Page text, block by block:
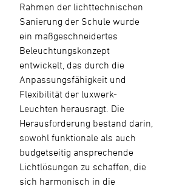
Rahmen der lichttechnischen
Sanierung der Schule wurde
ein maßgeschneidertes
Beleuchtungskonzept
entwickelt, das durch die
Anpassungsfähigkeit und
Flexibilität der luxwerk-
Leuchten herausragt. Die
Herausforderung bestand darin,
sowohl funktionale als auch
budgetseitig ansprechende
Lichtlösungen zu schaffen, die
sich harmonisch in die